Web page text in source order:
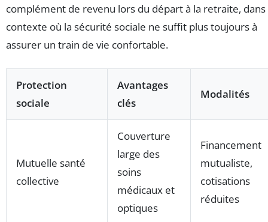
complément de revenu lors du départ à la retraite, dans
contexte où la sécurité sociale ne suffit plus toujours à
assurer un train de vie confortable.
Protection
sociale
Avantages
clés
Modalités
Mutuelle santé
collective
Couverture
large des
soins
médicaux et
optiques
Financement
mutualiste,
cotisations
réduites